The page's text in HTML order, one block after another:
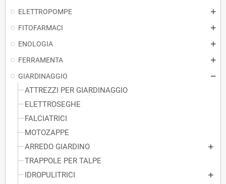
ELETTROPOMPE
FITOFARMACI
ENOLOGIA
FERRAMENTA
GIARDINAGGIO
ATTREZZI PER GIARDINAGGIO
ELETTROSEGHE
FALCIATRICI
MOTOZAPPE
ARREDO GIARDINO
TRAPPOLE PER TALPE
IDROPULITRICI